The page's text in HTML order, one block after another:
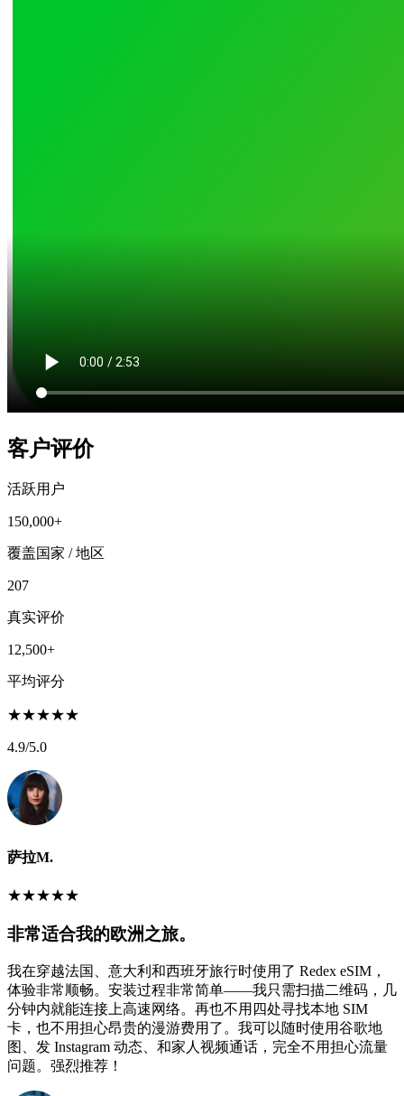
客户评价
活跃用户
150,000+
覆盖国家 / 地区
207
真实评价
12,500+
平均评分
★★★★★
4.9/5.0
萨拉M.
★★★★★
非常适合我的欧洲之旅。
我在穿越法国、意大利和西班牙旅行时使用了 Redex eSIM，
体验非常顺畅。安装过程非常简单——我只需扫描二维码，几
分钟内就能连接上高速网络。再也不用四处寻找本地 SIM
卡，也不用担心昂贵的漫游费用了。我可以随时使用谷歌地
图、发 Instagram 动态、和家人视频通话，完全不用担心流量
问题。强烈推荐！